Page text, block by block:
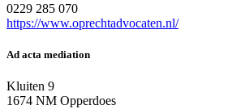
0229 285 070
https://www.oprechtadvocaten.nl/
Ad acta mediation
Kluiten 9
1674 NM Opperdoes